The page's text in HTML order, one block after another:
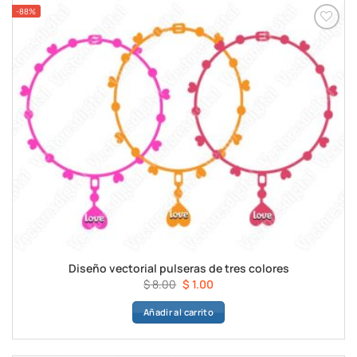
-88%
Diseño vectorial pulseras de tres colores
$8.00 El
precio
original
$ 8.00.
$ 1.00El
precio
actual
$ 1.00.
Añadir al carrito